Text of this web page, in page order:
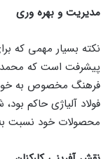
مدیریت و بهره وری
نکته بسیار مهمی که
پیشرفت است که محمد
فولاد آلیاژی حاکم
محصولات خود نسبت